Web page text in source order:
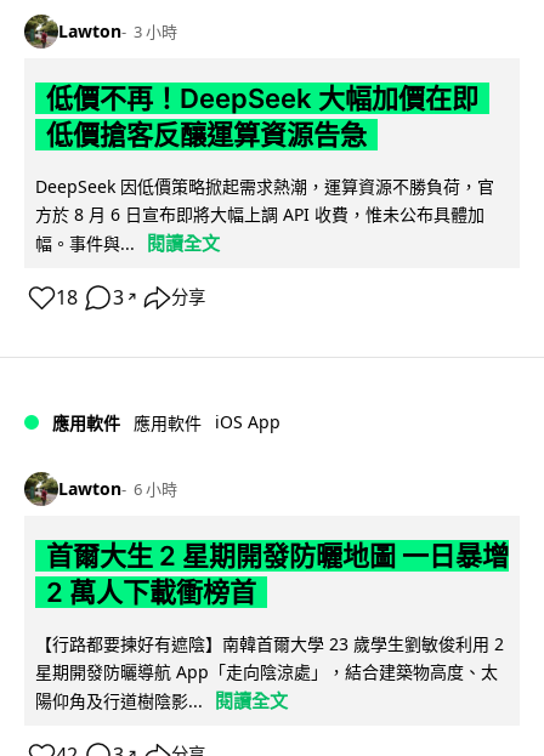
Lawton 3 小時
低價不再！DeepSeek 大幅加價在即
低價搶客反釀運算資源告急
DeepSeek 因低價策略掀起需求熱潮，運算資源不勝負荷，官
方於 8 月 6 日宣布即將大幅上調 API 收費，惟未公布具體加
幅。事件與...
閱讀全文
18 3 ↗ 分享
應用軟件 應用軟件 iOS App
Lawton 6 小時
首爾大生 2 星期開發防曬地圖 一日暴增
2 萬人下載衝榜首
【行路都要揀好有遮陰】南韓首爾大學 23 歲學生劉敏俊利用 2
星期開發防曬導航 App「走向陰涼處」，結合建築物高度、太
陽仰角及行道樹陰影...
閱讀全文